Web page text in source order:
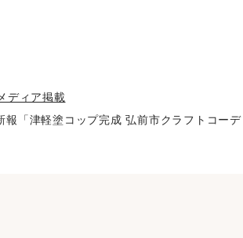
ディア掲載
「津軽塗コップ完成 弘前市クラフトコー